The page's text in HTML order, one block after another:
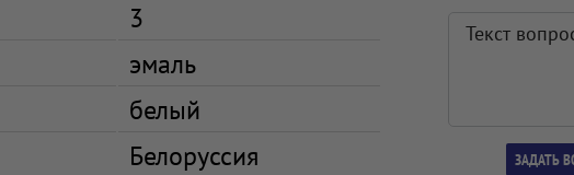
3
эмаль
белый
Белоруссия